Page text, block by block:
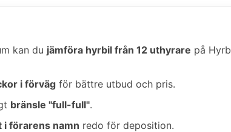
kan du jämföra hyrbil från 12 uthyrare på
i förväg för bättre utbud och pris.
bränsle "full-full".
i förarens namn redo för deposition.